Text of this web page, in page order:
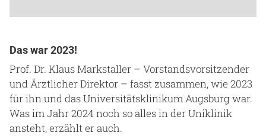
Das war 2023!
Prof. Dr. Klaus Markstaller – Vorstandsvorsitzender
und Ärztlicher Direktor – fasst zusammen, wie 2023
für ihn und das Universitätsklinikum Augsburg war.
Was im Jahr 2024 noch so alles in der Uniklinik
ansteht, erzählt er auch.